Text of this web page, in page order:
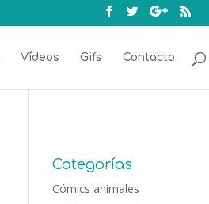
Vídeos Gifs Contacto
Categorías
Cómics animales